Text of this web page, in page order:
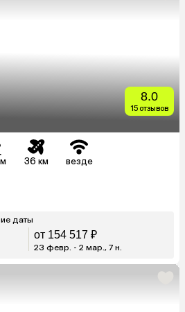
8.0
15 отзывов
36 км везде
даты
от 154 517 ₽
23 февр. - 2 мар., 7 н.